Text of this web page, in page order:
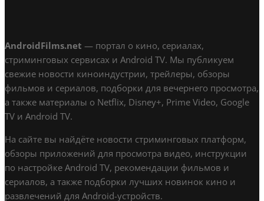
AndroidFilms.net — портал о кино, сериалах,
стриминговых сервисах и Android TV. Мы публикуем
свежие новости киноиндустрии, трейлеры, обзоры
фильмов и сериалов, подборки для вечернего просмотра,
а также материалы о Netflix, Disney+, Prime Video, Google
TV и Android TV.
На сайте вы найдёте новости стриминговых платформ,
обзоры приложений для просмотра видео, инструкции
по настройке Android TV, рекомендации фильмов и
сериалов, а также подборки лучших новинок кино и
развлечений для Android-устройств.